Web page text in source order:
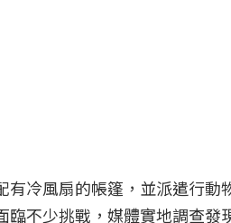
冷風扇的帳篷，並派遣行動
不少挑戰，媒體實地調查發